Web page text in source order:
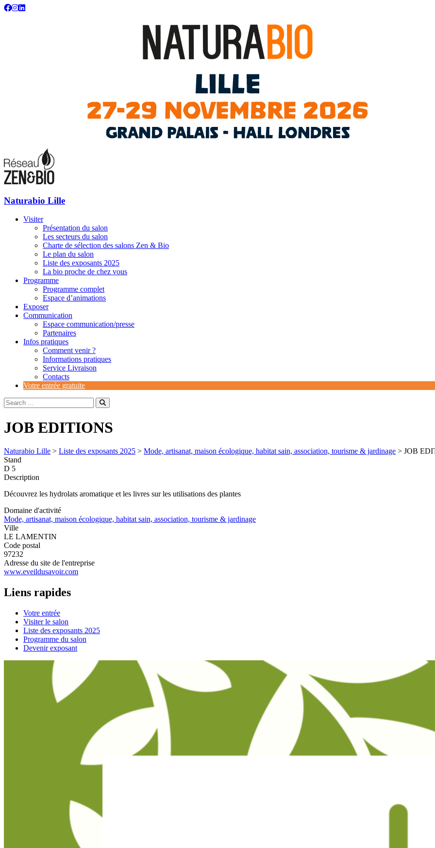
Naturabio Lille
Naturabio : votre salon écolo, bio, bien-être et habitat sain
Naturabio Lille
Visiter
Présentation du salon
Les secteurs du salon
Charte de sélection des salons Zen & Bio
Le plan du salon
Liste des exposants 2025
La bio proche de chez vous
Programme
Programme complet
Espace d’animations
Exposer
Communication
Espace communication/presse
Partenaires
Infos pratiques
Comment venir ?
Informations pratiques
Service Livraison
Contacts
Votre entrée gratuite
JOB EDITIONS
Naturabio Lille > Liste des exposants 2025 > Mode, artisanat, maison écologique, habitat sain, association, tourisme & jardinage > JOB
Stand
D 5
Description
Découvrez les hydrolats aromatique et les livres sur les utilisations des plantes
Domaine d'activité
Mode, artisanat, maison écologique, habitat sain, association, tourisme & jardinage
Ville
LE LAMENTIN
Code postal
97232
Adresse du site de l'entreprise
www.eveildusavoir.com
Liens rapides
Votre entrée
Visiter le salon
Liste des exposants 2025
Programme du salon
Devenir exposant